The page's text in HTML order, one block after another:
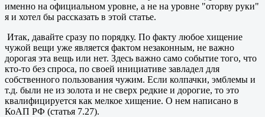
именно на официальном уровне, а не на уровне "оторву руки"
я и хотел бы рассказать в этой статье.
Итак, давайте сразу по порядку. По факту любое хищение
чужой вещи уже является фактом незаконным, не важно
дорогая эта вещь или нет. Здесь важно само событие того, что
кто-то без спроса, по своей инициативе завладел для
собственного пользования чужим. Если колпачки, эмблемы и
т.д. были не из золота и не сверх редкие и дорогие, то это
квалифицируется как мелкое хищение. О нем написано в
КоАП РФ (статья 7.27).